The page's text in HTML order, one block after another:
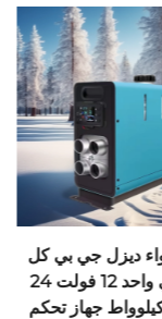
جي بي سخان
واحد سخان